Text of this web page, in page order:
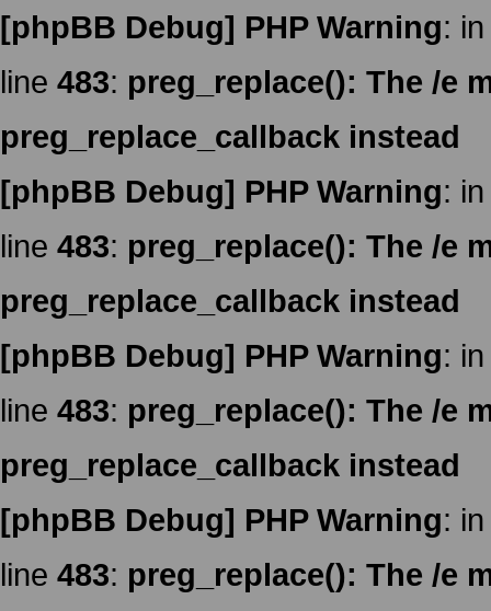
[phpBB Debug] PHP Warning:
line 483: preg_replace(): The /e
preg_replace_callback instead
[phpBB Debug] PHP Warning:
line 483: preg_replace(): The /e
preg_replace_callback instead
[phpBB Debug] PHP Warning:
line 483: preg_replace(): The /e
preg_replace_callback instead
[phpBB Debug] PHP Warning:
line 483: preg_replace(): The /e